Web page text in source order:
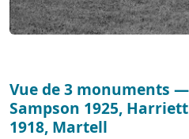
Vue de 3 monuments
Sampson 1925,
1918, Martell